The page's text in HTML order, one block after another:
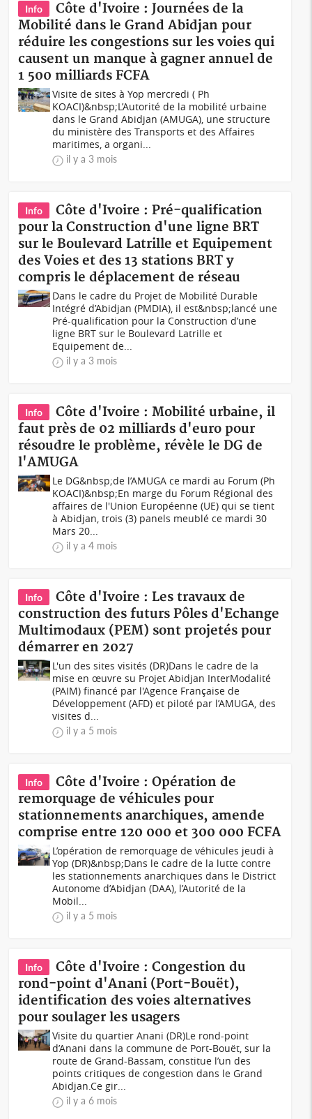
Info
Côte d'Ivoire : Journées de la
Mobilité dans le Grand Abidjan pour
réduire les congestions sur les voies qui
causent un manque à gagner annuel de
1 500 milliards FCFA
Visite de sites à Yop mercredi ( Ph
KOACI)&nbsp;L’Autorité de la mobilité urbaine
dans le Grand Abidjan (AMUGA), une structure
du ministère des Transports et des Affaires
maritimes, a organi...
il y a 3 mois
Info
Côte d'Ivoire : Pré-qualification
pour la Construction d'une ligne BRT
sur le Boulevard Latrille et Equipement
des Voies et des 13 stations BRT y
compris le déplacement de réseau
Dans le cadre du Projet de Mobilité Durable
Intégré d’Abidjan (PMDIA), il est&nbsp;lancé une
Pré-qualification pour la Construction d’une
ligne BRT sur le Boulevard Latrille et
Equipement de...
il y a 3 mois
Info
Côte d'Ivoire : Mobilité urbaine, il
faut près de 02 milliards d'euro pour
résoudre le problème, révèle le DG de
l'AMUGA
Le DG&nbsp;de l’AMUGA ce mardi au Forum (Ph
KOACI)&nbsp;En marge du Forum Régional des
affaires de l'Union Européenne (UE) qui se tient
à Abidjan, trois (3) panels meublé ce mardi 30
Mars 20...
il y a 4 mois
Info
Côte d'Ivoire : Les travaux de
construction des futurs Pôles d'Echange
Multimodaux (PEM) sont projetés pour
démarrer en 2027
L'un des sites visités (DR)Dans le cadre de la
mise en œuvre su Projet Abidjan InterModalité
(PAIM) financé par l'Agence Française de
Développement (AFD) et piloté par l’AMUGA, des
visites d...
il y a 5 mois
Info
Côte d'Ivoire : Opération de
remorquage de véhicules pour
stationnements anarchiques, amende
comprise entre 120 000 et 300 000 FCFA
L’opération de remorquage de véhicules jeudi à
Yop (DR)&nbsp;Dans le cadre de la lutte contre
les stationnements anarchiques dans le District
Autonome d’Abidjan (DAA), l’Autorité de la
Mobil...
il y a 5 mois
Info
Côte d'Ivoire : Congestion du
rond-point d'Anani (Port-Bouët),
identification des voies alternatives
pour soulager les usagers
Visite du quartier Anani (DR)Le rond-point
d’Anani dans la commune de Port-Bouët, sur la
route de Grand-Bassam, constitue l’un des
points critiques de congestion dans le Grand
Abidjan.Ce gir...
il y a 6 mois